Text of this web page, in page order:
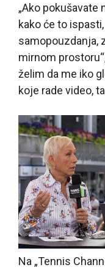
„Ako pokušavate
kako će to
samopouzdanja,
mirnom
želim da me iko
koje rade video,
Na „Tennis